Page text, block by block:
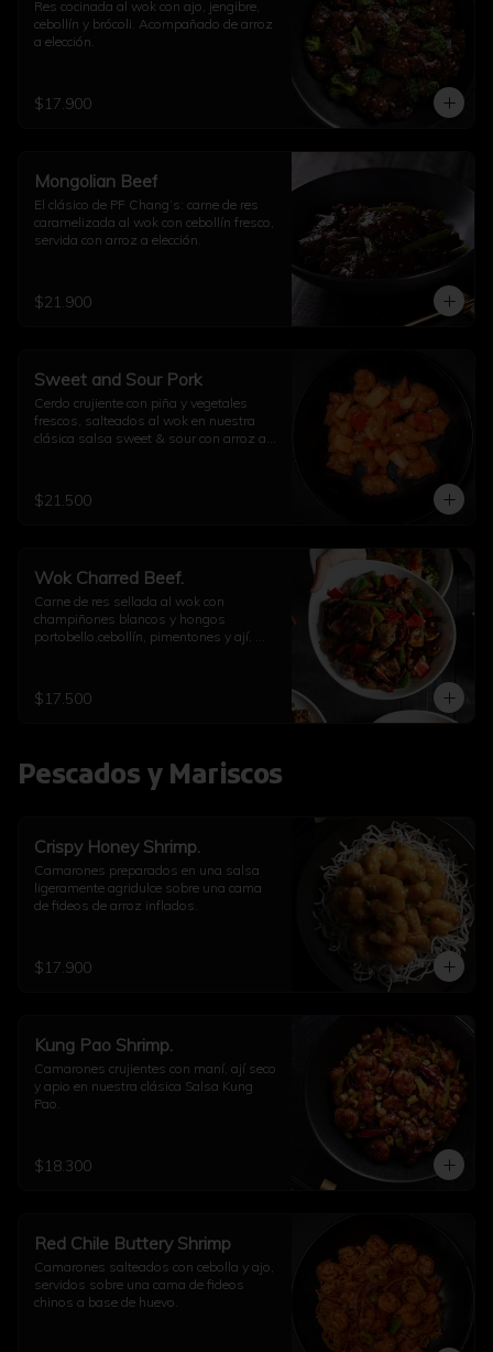
Res cocinada al wok con ajo, jengibre,
cebollín y brócoli. Acompañado de arroz
a elección.
$17.900
Mongolian Beef
El clásico de PF Chang’s: carne de res
caramelizada al wok con cebollín fresco,
servida con arroz a elección.
$21.900
Sweet and Sour Pork
Cerdo crujiente con piña y vegetales
frescos, salteados al wok en nuestra
clásica salsa sweet & sour con arroz a
$21.500
Wok Charred Beef.
Carne de res sellada al wok con
champiñones blancos y hongos
portobello,cebollín, pimentones y ají.
$17.500
Pescados y Mariscos
Crispy Honey Shrimp.
Camarones preparados en una salsa
ligeramente agridulce sobre una cama
de fideos de arroz inflados.
$17.900
Kung Pao Shrimp.
Camarones crujientes con maní, ají seco
y apio en nuestra clásica Salsa Kung
Pao.
$18.300
Red Chile Buttery Shrimp
Camarones salteados con cebolla y ajo,
servidos sobre una cama de fideos
chinos a base de huevo.